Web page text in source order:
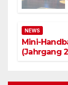
NEWS
Mini-
(Jahrgang